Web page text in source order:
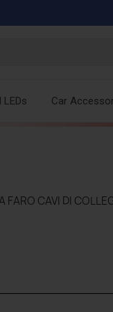
LEDs Car
FARO CAVI DI